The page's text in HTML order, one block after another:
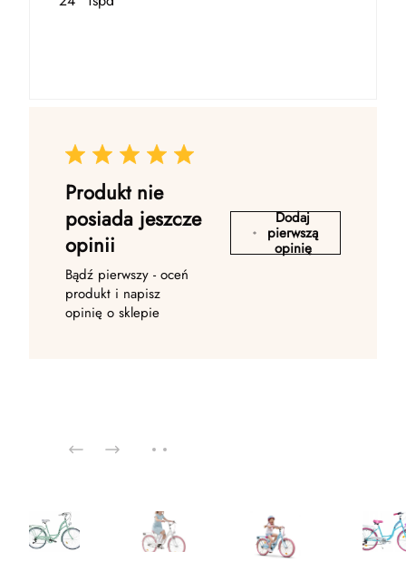
Produkt nie
posiada jeszcze
opinii
Bądź pierwszy - oceń
produkt i napisz
opinię o sklepie
Dodaj
pierwszą
opinię